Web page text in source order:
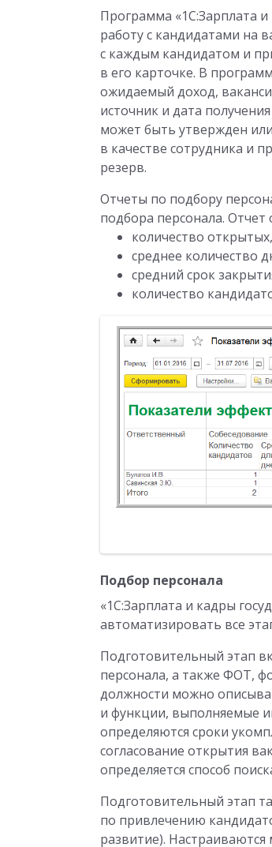
Программа «1С:Зарплата
работу с кандидатами на
с каждым кандидатом и
в его карточке. В
ожидаемый доход,
источник и дата
может быть утвержден
в качестве сотрудника и
резерв.
Отчеты по подбору
подбора персонала. Отчет
количество
среднее количество
средний срок
количество
Подбор персонала
«1С:Зарплата и кадры
автоматизировать все
Подготовительный этап
персонала, а также ФОТ,
должности можно
и функции, выполняемые
определяются сроки
согласование открытия
определяется способ
Подготовительный этап
по привлечению
развитие).